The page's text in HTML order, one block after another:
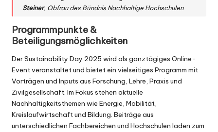
Steiner, Obfrau des Bündnis Nachhaltige Hochschulen
Programmpunkte &
Beteiligungsmöglichkeiten
Der Sustainability Day 2025 wird als ganztägiges Online-
Event veranstaltet und bietet ein vielseitiges Programm mit
Vorträgen und Inputs aus Forschung, Lehre, Praxis und
Zivilgesellschaft. Im Fokus stehen aktuelle
Nachhaltigkeitsthemen wie Energie, Mobilität,
Kreislaufwirtschaft und Bildung. Beiträge aus
unterschiedlichen Fachbereichen und Hochschulen laden zum